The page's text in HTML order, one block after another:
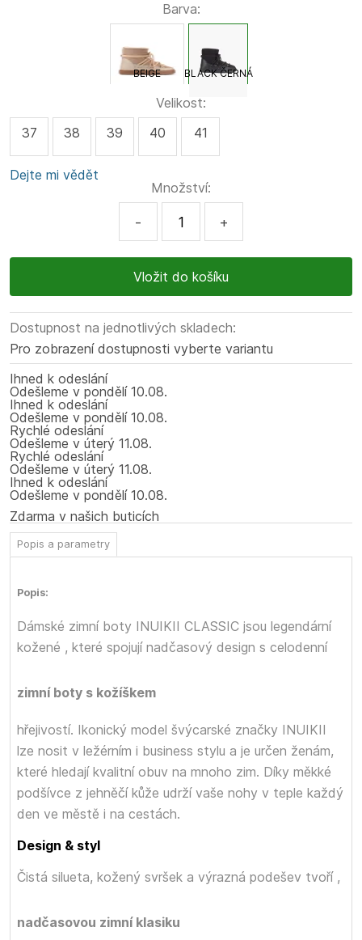
Barva:
BEIGE BLACK ČERNÁ
Velikost:
37
38 39 40 41
Dejte mi vědět
Množství:
- +
Dostupnost na jednotlivých skladech:
Pro zobrazení dostupnosti vyberte variantu
Ihned k odeslání
Odešleme v pondělí10.08.
Ihned k odeslání
Odešleme v pondělí10.08.
Rychlé odeslání
Odešleme v úterý 11.08.
Rychlé odeslání
Odešleme v úterý 11.08.
Ihned k odeslání
Odešleme v pondělí10.08.
Zdarma v našich buticích
Popis a parametry
Popis:
Dámské zimní boty INUIKII CLASSIC jsou legendární
kožené
zimní boty s kožíškem
, které spojují nadčasový design s celodenní
hřejivostí. Ikonický model švýcarské značky INUIKII
lze nosit v ležérním i business stylu a je určen ženám,
které hledají kvalitní obuv na mnoho zim. Díky měkké
podšívce z jehněčí kůže udrží vaše nohy v teple každý
den ve městě i na cestách.
Design & styl
Čistá silueta, kožený svršek a výrazná podešev tvoří
nadčasovou zimní klasiku
,